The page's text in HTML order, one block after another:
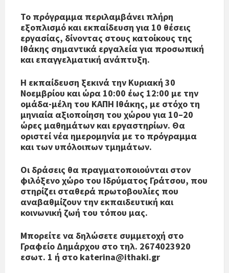
Το πρόγραμμα περιλαμβάνει πλήρη
εξοπλισμό και εκπαίδευση για 10 θέσεις
εργασίας, δίνοντας στους κατοίκους της
Ιθάκης σημαντικά εργαλεία για προσωπική
και επαγγελματική ανάπτυξη.
Η εκπαίδευση ξεκινά την Κυριακή 30
Νοεμβρίου και ώρα 10:00 έως 12:00 με την
ομάδα-μέλη του ΚΑΠΗ Ιθάκης, με στόχο τη
μηνιαία αξιοποίηση του χώρου για 10–20
ώρες μαθημάτων και εργαστηρίων. Θα
οριστεί νέα ημερομηνία με το πρόγραμμα
και των υπόλοιπων τμημάτων.
Οι δράσεις θα πραγματοποιούνται στον
φιλόξενο χώρο του Ιδρύματος Γράτσου, που
στηρίζει σταθερά πρωτοβουλίες που
αναβαθμίζουν την εκπαιδευτική και
κοινωνική ζωή του τόπου μας.
Μπορείτε να δηλώσετε συμμετοχή στο
Γραφείο Δημάρχου στο τηλ. 2674023920
εσωτ. 1 ή στο katerina@ithaki.gr